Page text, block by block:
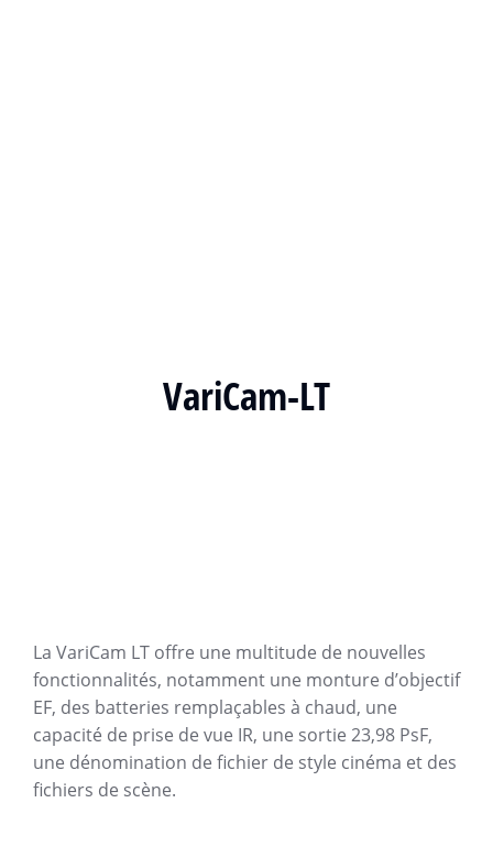
VariCam-LT
La VariCam LT offre une multitude de nouvelles
fonctionnalités, notamment une monture d’objectif
EF, des batteries remplaçables à chaud, une
capacité de prise de vue IR, une sortie 23,98 PsF,
une dénomination de fichier de style cinéma et des
fichiers de scène.